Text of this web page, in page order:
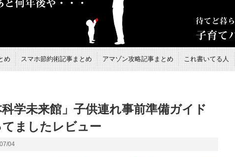
め スマホ節約術記事まとめ アマゾン攻略記事まとめ これ書いてる人
学未来館」子供連れ事前準備ガイド
てましたレビュー
04